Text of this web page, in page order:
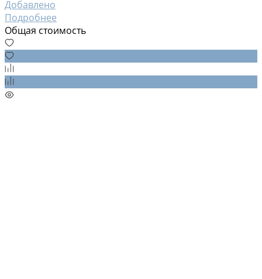
Добавлено
Подробнее
Общая стоимость